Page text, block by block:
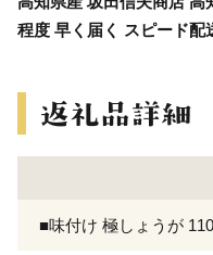
程度 早く届く スピード配
■味付け 極しょうが